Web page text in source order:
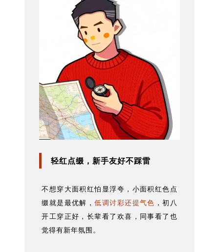
轻红点缀，新手友好不踩雷
不想穿大面积红怕显浮夸，小面积红色点
缀就是最优解，低调讨彩还提气色 ，初八
开工穿正好，长辈看了欢喜，同事看了也
觉得有新年氛围。